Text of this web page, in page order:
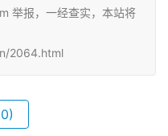
举报，一经查实，本站将
2064.html